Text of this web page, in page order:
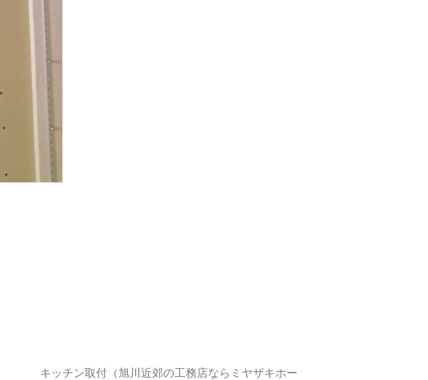
キッチン取付（旭川近郊の工務店ならミヤザキホー